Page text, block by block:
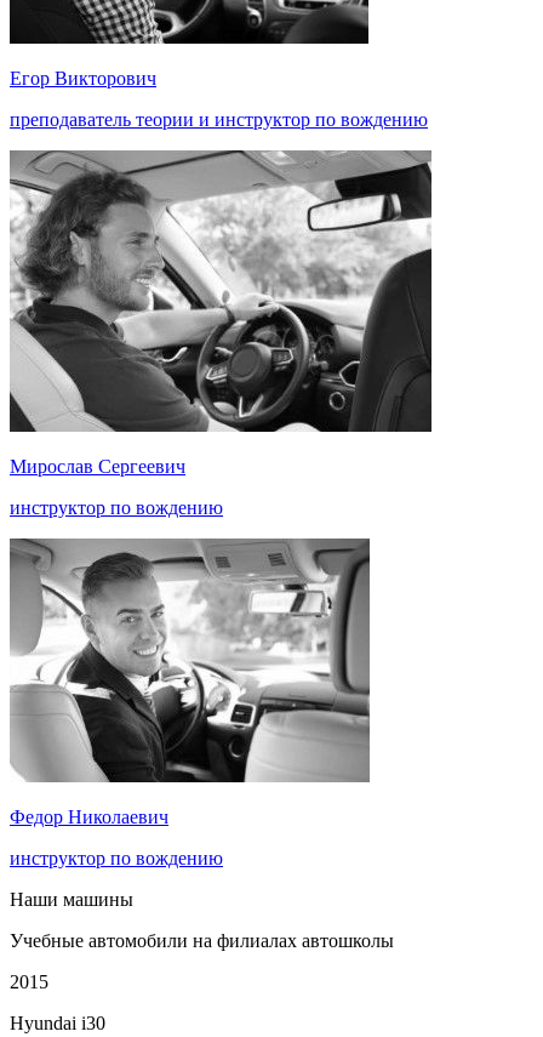
Егор Викторович
преподаватель теории и инструктор по вождению
Мирослав Сергеевич
инструктор по вождению
Федор Николаевич
инструктор по вождению
Наши машины
Учебные автомобили на филиалах автошколы
2015
Hyundai i30